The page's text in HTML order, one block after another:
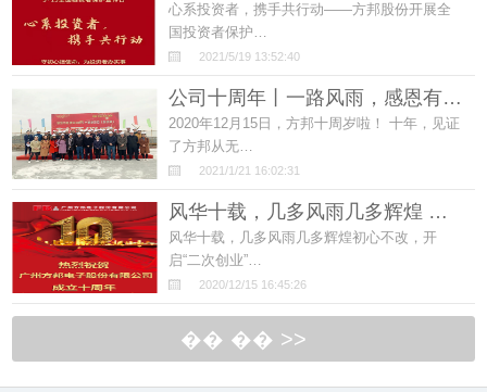
心系投资者，携手共行动——方邦股份开展全
国投资者保护…
2021/5/19 13:52:40
公司十周年丨一路风雨，感恩有…
2020年12月15日，方邦十周岁啦！ 十年，见证
了方邦从无…
2021/1/21 16:02:31
风华十载，几多风雨几多辉煌 …
风华十载，几多风雨几多辉煌初心不改，开
启“二次创业”…
2020/12/15 16:45:26
�� �� >>